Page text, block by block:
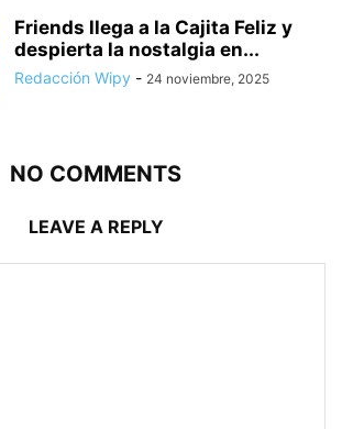
Friends llega a la Cajita Feliz y
despierta la nostalgia en...
Redacción Wipy - 24 noviembre, 2025
NO COMMENTS
LEAVE A REPLY